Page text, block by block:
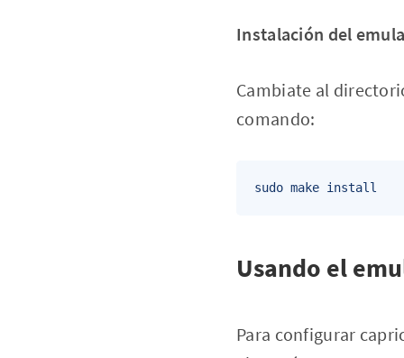
Instalación del
Cambiate al
comando:
Usando el
Para configurar